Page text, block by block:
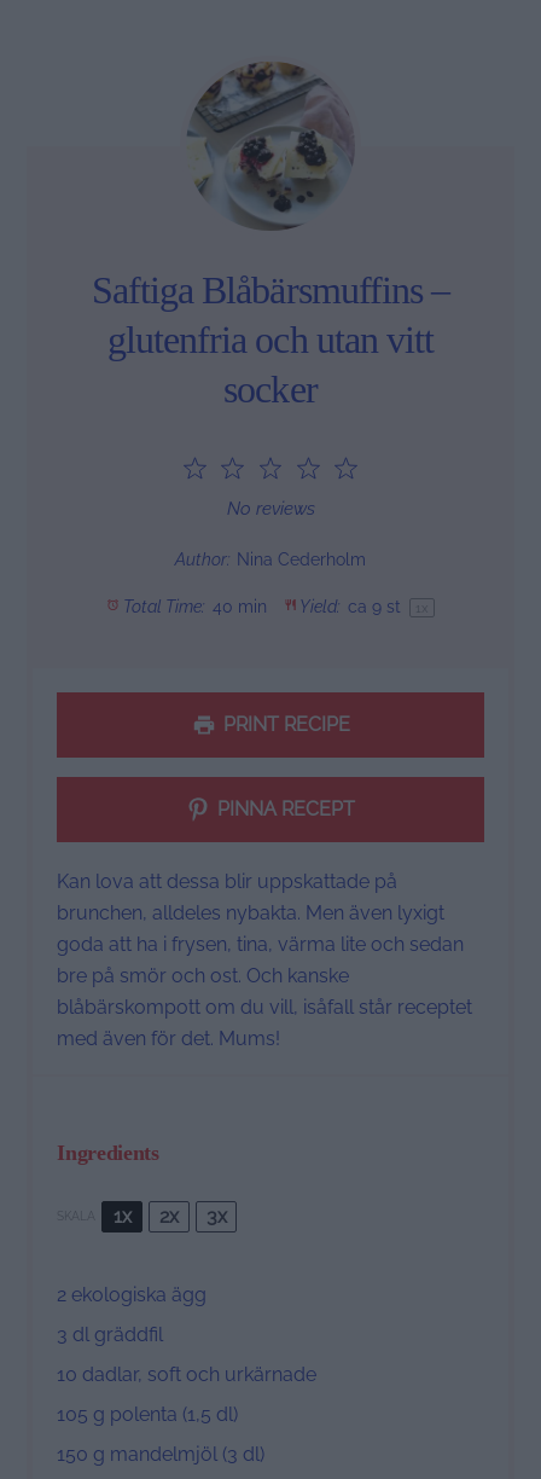
Saftiga Blåbärsmuffins –
glutenfria och utan vitt
socker
4
Stars
Stars
1
Star
No reviews
Author: Nina Cederholm
Total Time: 40 min Yield: ca9 st 1
PRINT RECIPE
PINNA RECEPT
Kan lova att dessa blir uppskattade på
brunchen, alldeles nybakta. Men även lyxigt
goda att ha i frysen, tina, värma lite och sedan
bre på smör och ost. Och kanske
blåbärskompott om du vill, isåfall står receptet
med även för det. Mums!
Ingredients
SKALA 1x 2x 3x
2 ekologiska ägg
3 dl gräddfil
10 dadlar, soft och urkärnade
105 g polenta (1,5 dl)
150 g mandelmjöl (3 dl)